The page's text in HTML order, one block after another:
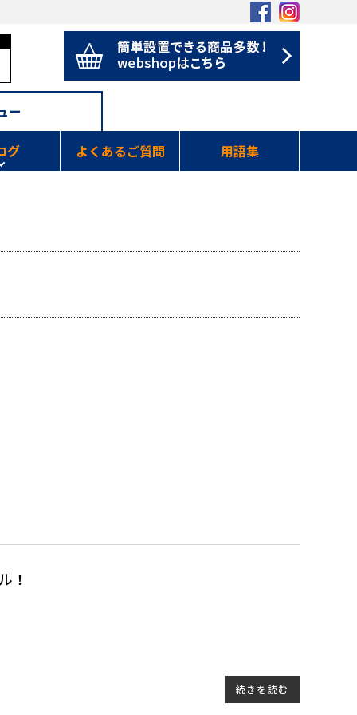
ー
グ よくあるご質問 用語集
！
続きを読む